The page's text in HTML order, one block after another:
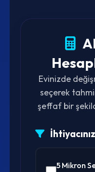
Evinizde
seçerek
şeffaf bir
5 Mikron